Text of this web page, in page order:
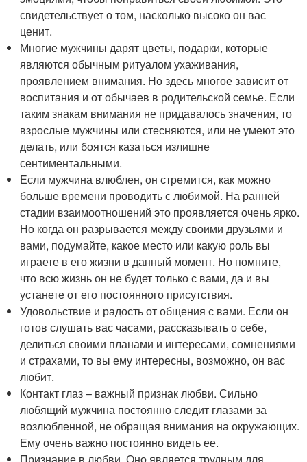
свидетельствует о том, насколько высоко он вас
ценит.
Многие мужчины дарят цветы, подарки, которые
являются обычным ритуалом ухаживания,
проявлением внимания. Но здесь многое зависит от
воспитания и от обычаев в родительской семье. Если
таким знакам внимания не придавалось значения, то
взрослые мужчины или стесняются, или не умеют это
делать, или боятся казаться излишне
сентиментальными.
Если мужчина влюблен, он стремится, как можно
больше времени проводить с любимой. На ранней
стадии взаимоотношений это проявляется очень ярко.
Но когда он разрывается между своими друзьями и
вами, подумайте, какое место или какую роль вы
играете в его жизни в данный момент. Но помните,
что всю жизнь он не будет только с вами, да и вы
устанете от его постоянного присутствия.
Удовольствие и радость от общения с вами. Если он
готов слушать вас часами, рассказывать о себе,
делиться своими планами и интересами, сомнениями
и страхами, то вы ему интересны, возможно, он вас
любит.
Контакт глаз – важный признак любви. Сильно
любящий мужчина постоянно следит глазами за
возлюбленной, не обращая внимания на окружающих.
Ему очень важно постоянно видеть ее.